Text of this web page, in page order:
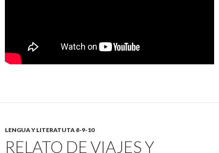
LENGUA Y LITERATUTA 8-9-10
RELATO DE VIAJES Y